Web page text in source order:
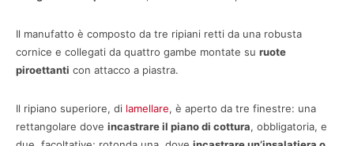
Il manufatto è composto da tre ripiani retti da una robusta
cornice e collegati da quattro gambe montate su ruote
piroettanti con attacco a piastra.
Il ripiano superiore, di lamellare, è aperto da tre finestre: una
rettangolare dove incastrare il piano di cottura, obbligatoria, e